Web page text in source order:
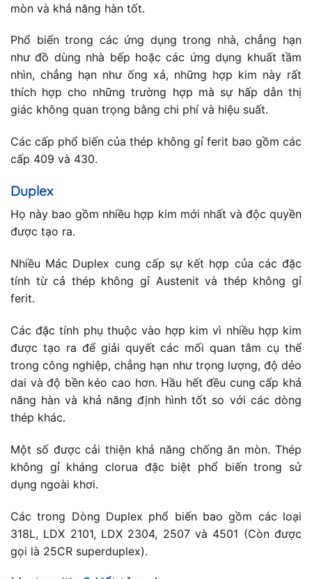
mòn và khả năng hàn tốt.
Phổ biến trong các ứng dụng trong nhà, chẳng hạn
như đồ dùng nhà bếp hoặc các ứng dụng khuất tầm
nhìn, chẳng hạn như ống xả, những hợp kim này rất
thích hợp cho những trường hợp mà sự hấp dẫn thị
giác không quan trọng bằng chi phí và hiệu suất.
Các cấp phổ biến của thép không gỉ ferit bao gồm các
cấp 409 và 430.
Duplex
Họ này bao gồm nhiều hợp kim mới nhất và độc quyền
được tạo ra.
Nhiều Mác Duplex cung cấp sự kết hợp của các đặc
tính từ cả thép không gỉ Austenit và thép không gỉ
ferit.
Các đặc tính phụ thuộc vào hợp kim vì nhiều hợp kim
được tạo ra để giải quyết các mối quan tâm cụ thể
trong công nghiệp, chẳng hạn như trọng lượng, độ dẻo
dai và độ bền kéo cao hơn. Hầu hết đều cung cấp khả
năng hàn và khả năng định hình tốt so với các dòng
thép khác.
Một số được cải thiện khả năng chống ăn mòn. Thép
không gỉ kháng clorua đặc biệt phổ biến trong sử
dụng ngoài khơi.
Các trong Dòng Duplex phổ biến bao gồm các loại
318L, LDX 2101, LDX 2304, 2507 và 4501 (Còn được
gọi là 25CR superduplex).